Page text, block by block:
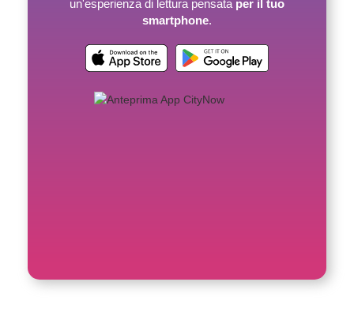
un'esperienza di lettura pensata per il tuo
smartphone.